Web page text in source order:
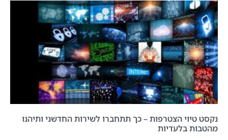
נקסט טיוי הצטרפות – כך תתחברו לשירות החדשני ותיהנו
מהטבות בלעדיות